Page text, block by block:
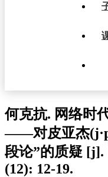
何克抗. 网络时
——对皮亚杰
段论”的质疑 [j].
(12): 12-19.